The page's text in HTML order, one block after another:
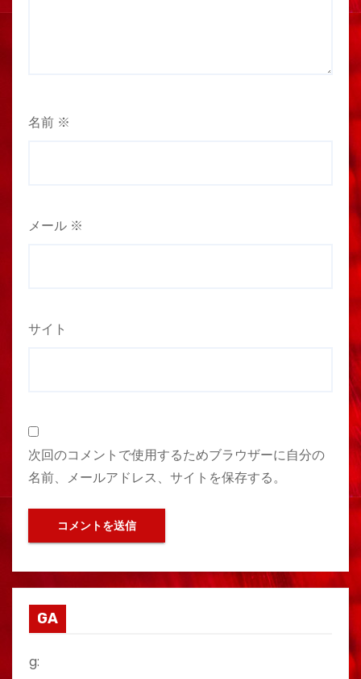
名前 ※
メール ※
サイト
次回のコメントで使用するためブラウザーに自分の
名前、メールアドレス、サイトを保存する。
GA
g: